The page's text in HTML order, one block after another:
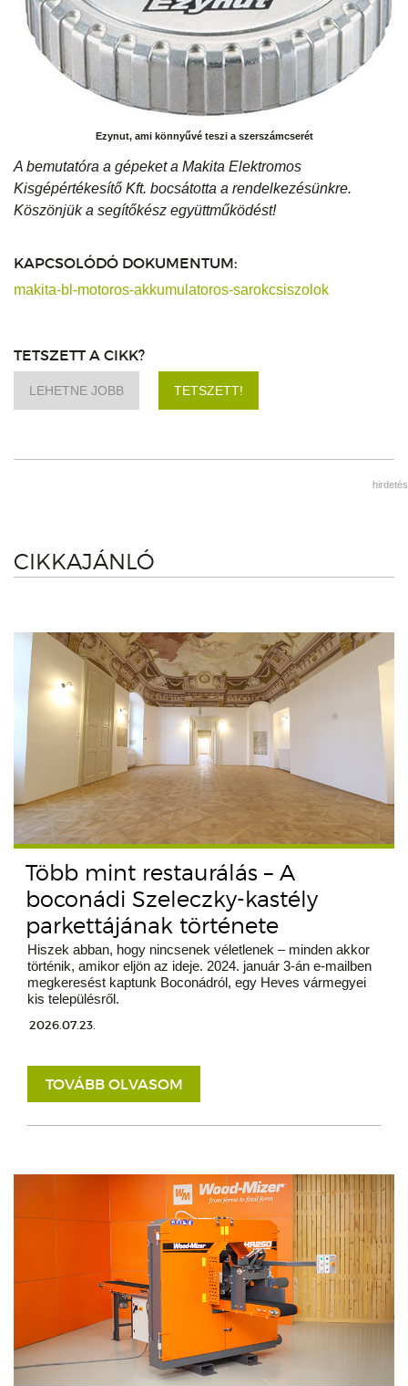
Ezynut, ami könnyűvé teszi a szerszámcserét
A bemutatóra a gépeket a Makita Elektromos
Kisgépértékesítő Kft. bocsátotta a rendelkezésünkre.
Köszönjük a segítőkész együttműködést!
KAPCSOLÓDÓ DOKUMENTUM:
makita-bl-motoros-akkumulatoros-sarokcsiszolok
TETSZETT A CIKK?
LEHETNE JOBB TETSZETT!
hirdetés
CIKKAJÁNLÓ
Több mint restaurálás – A
boconádi Szeleczky-kastély
parkettájának története
Hiszek abban, hogy nincsenek véletlenek – minden akkor
történik, amikor eljön az ideje. 2024. január 3-án e-mailben
megkeresést kaptunk Boconádról, egy Heves vármegyei
kis településről.
2026.07.23.
TOVÁBB OLVASOM